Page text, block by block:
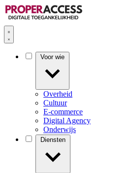
Overheid
Cultuur
E-commerce
Digital Agency
Onderwijs